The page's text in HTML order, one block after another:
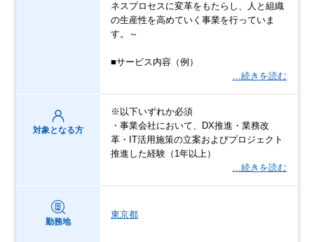
ネスプロセスに変革をもたらし、人と組織
の生産性を高めていく事業を行っていま
す。～
■サービス内容（例）
…続きを読む
対象となる方
※以下いずれか必須
・事業会社において、DX推進・業務改
革・IT活用施策の立案およびプロジェクト
推進した経験（1年以上）
…続きを読む
勤務地
東京都